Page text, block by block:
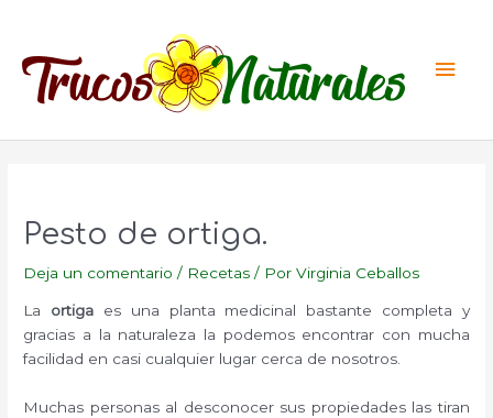
contenido
Pesto de ortiga.
Deja un comentario / Recetas / PorVirginia Ceballos
La ortigaes una planta medicinal bastante completa y
gracias a la naturaleza la podemos encontrar con mucha
facilidad en casi cualquier lugar cerca de nosotros.
Muchas personas al desconocer sus propiedades las tiran